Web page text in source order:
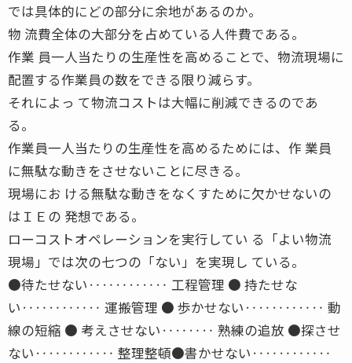
では具体的にどの部分に余地があるのか。
物 流費全体の大部分を占めている人件費である。
作業 員一人当たりの生産性を高めることで、物流現場に
配置する作業員の数をできる限り減らす。
それによっ て物流コストは大幅に削減できるのであ
る。
作業員一人当たりの生産性を高めるためには、作 業員
に無駄な動きをさせないことに尽きる。
現場にお ける無駄な動きをなくすために欠かせないの
はＩＥの 発想である。
ローコストオペレーションを実行してい る「よい物流
現場」では次の七つの「ない」を実現し ている。
●待たせない‥‥‥‥‥‥ 工程管理 ● 持たせな
い‥‥‥‥‥‥ 運搬管理 ● 歩かせない‥‥‥‥‥‥ 動
線の短縮 ● 考えさせない‥‥‥‥ 熟練の追放 ●探させ
ない‥‥‥‥‥‥ 整理整頓●書かせない‥‥‥‥‥‥